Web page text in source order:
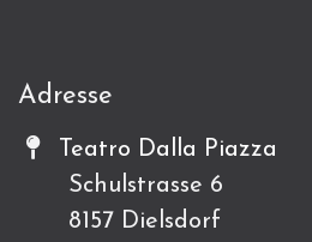
Adresse
Teatro Dalla Piazza
Schulstrasse 6
8157 Dielsdorf